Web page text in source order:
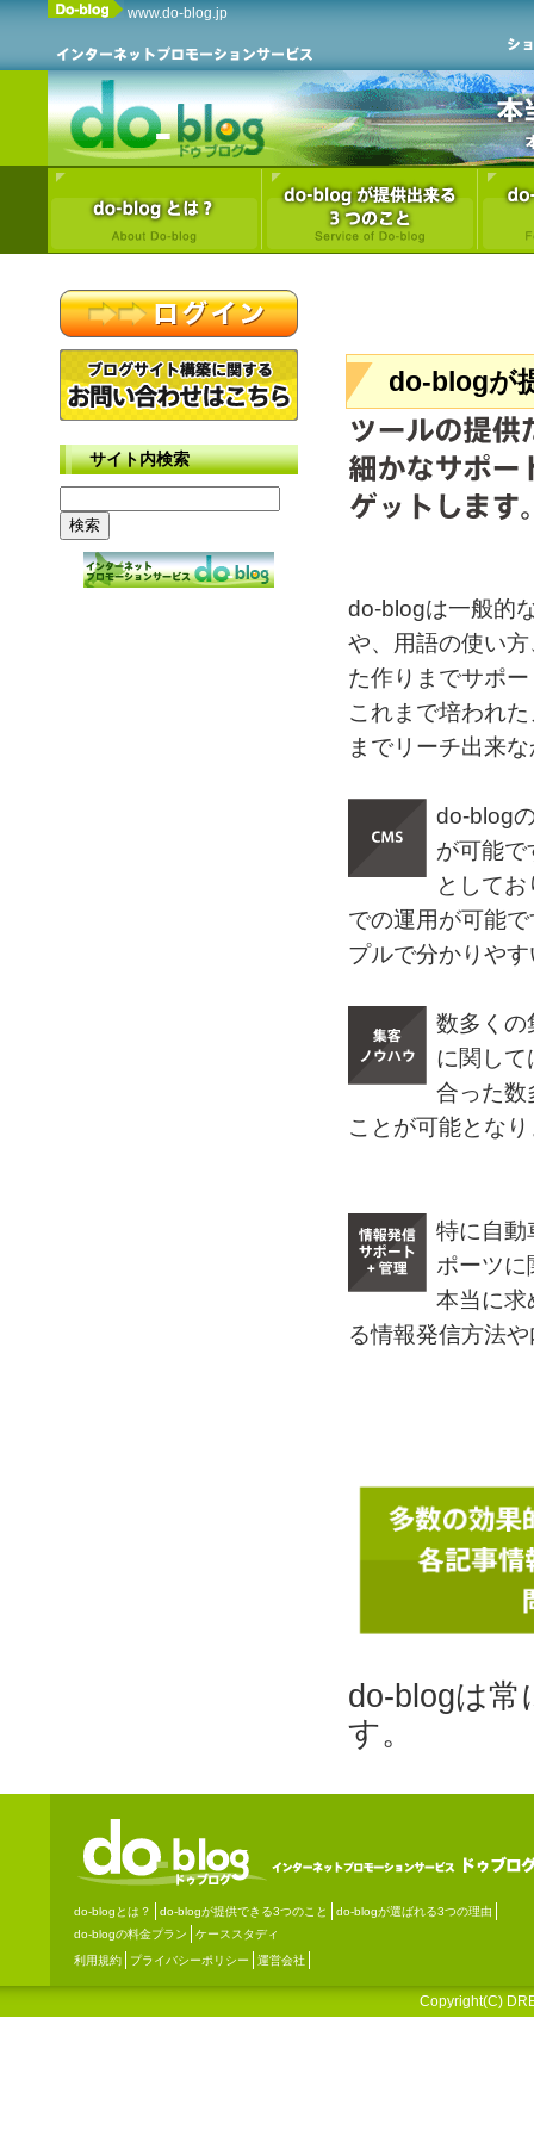
www.do-blog.jp
do-blogが
do-blogは一般的
や、用語の使い
た作りまでサポ
これまで培われ
までリーチ出来
do-blog
が可能
として
での運用が可能
プルで分かりや
数多くの
に関し
合った数
ことが可能とな
特に自動
ポーツ
本当に求
る情報発信方法
do-blogは
す。
サイト内検索
do-blogとは？ do-blogが提供できる3つのこと
do-blogが選ばれる3つの理由
do-blogの料金プラン
ケーススタディ
利用規約
プライバシーポリシー 運営会社
Copyright(C)